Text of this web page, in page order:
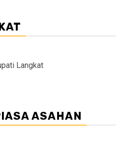
Langkat
ASAHAN